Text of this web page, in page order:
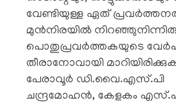
വേണ്ടിയുള്ള ഏത്
മുൻനിരയിൽ
പൊതുപ്രവർത്തകയുടെ
തീരാനോവായി
പേരാവൂർ ഡി.വൈ.എസ്.പി
ചന്ദ്രമോഹൻ, കേളകം